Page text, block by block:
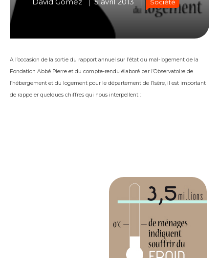
David Gomez 5 avril 2013 Société
A l’occasion de la sortie du rapport annuel sur l’état du mal-logement de la
Fondation Abbé Pierre et du compte-rendu élaboré par l’Observatoire de
l’hébergement et du logement pour le département de l’Isère, il est important
de rappeler quelques chiffres qui nous interpellent :